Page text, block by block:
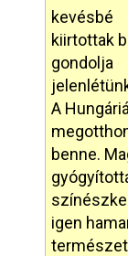
kevésbé
kiirtottak
gondolja
A
benne.
igen